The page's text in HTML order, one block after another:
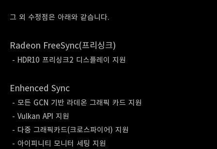
그 외 수정점은 아래와 같습니다.
Radeon FreeSync(프리싱크)
- HDR10 프리싱크2 디스플레이 지원
Enhenced Sync
- 모든 GCN 기반 라데온 그래픽 카드 지원
- Vulkan API 지원
- 다중 그래픽카드(크로스파이어) 지원
- 아이피니티 모니터 세팅 지원